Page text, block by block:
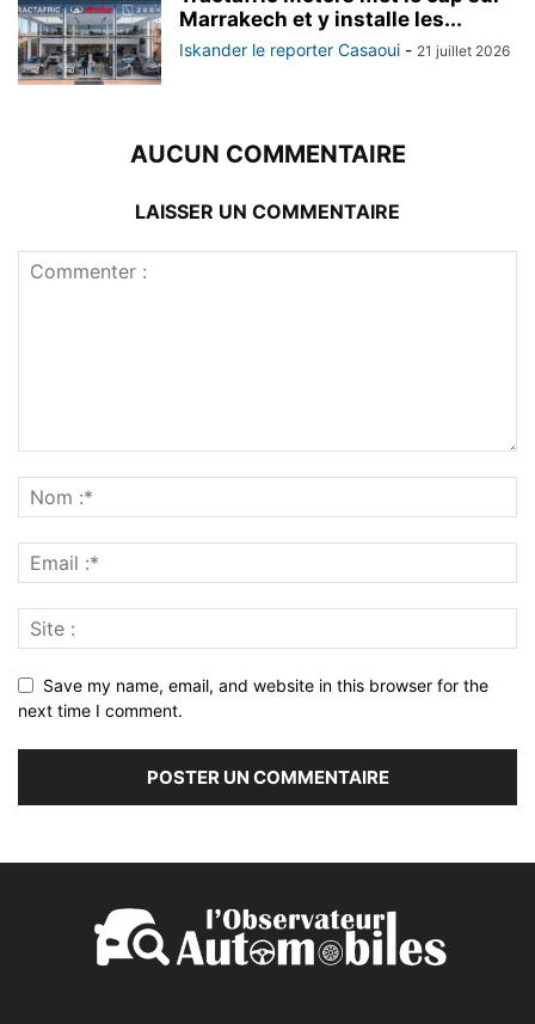
Marrakech et y installe les...
Iskander le reporter Casaoui - 21 juillet 2026
AUCUN COMMENTAIRE
LAISSER UN COMMENTAIRE
Save my name, email, and website in this browser for the
next time I comment.